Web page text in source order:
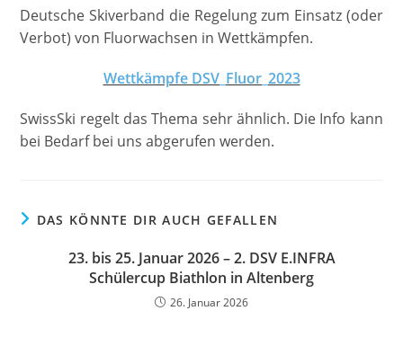
Deutsche Skiverband die Regelung zum Einsatz (oder
Verbot) von Fluorwachsen in Wettkämpfen.
Wettkämpfe DSV_Fluor_2023
SwissSki regelt das Thema sehr ähnlich. Die Info kann
bei Bedarf bei uns abgerufen werden.
DAS KÖNNTE DIR AUCH GEFALLEN
23. bis 25. Januar 2026 – 2. DSV E.INFRA
Schülercup Biathlon in Altenberg
26. Januar 2026